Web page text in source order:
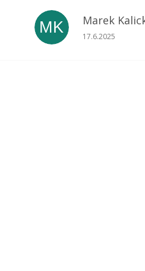
MK Marek
Ocena sklepu to
17.6.2025